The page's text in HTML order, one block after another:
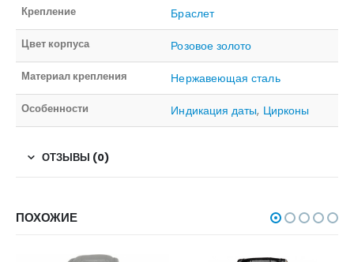
Крепление Браслет
Цвет корпуса Розовое золото
Материал крепления Нержавеющая сталь
Особенности Индикация даты, Цирконы
ОТЗЫВЫ (0)
ПОХОЖИЕ